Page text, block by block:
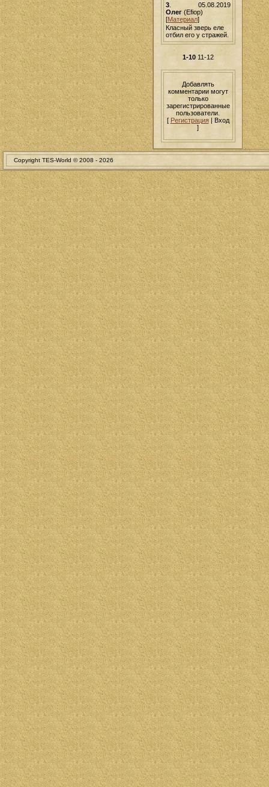
05.08.2019
3.
Олег(Efiop)
[Материал]
Класный зверь еле
отбил его у стражей.
1-10 11-12
Добавлять
комментарии могут
только
зарегистрированные
пользователи.
[ Регистрация| Вход
]
Copyright TES-World © 2008 - 2026